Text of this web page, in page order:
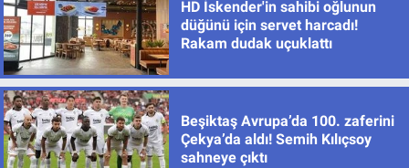
HD İskender'in sahibi oğlunun
düğünü için servet harcadı!
Rakam dudak uçuklattı
Beşiktaş Avrupa’da 100. zaferini
Çekya’da aldı! Semih Kılıçsoy
sahneye çıktı